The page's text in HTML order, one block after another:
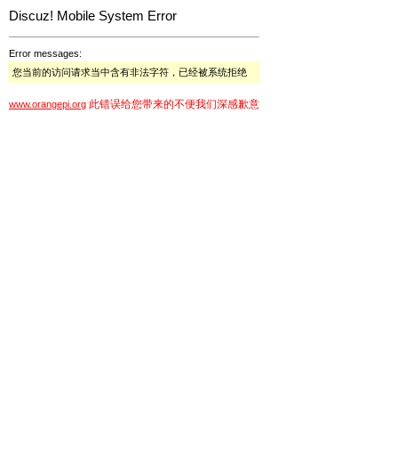
Discuz! Mobile System Error
Error messages:
您当前的访问请求当中含有非法字符，已经被系统拒绝
www.orangepi.org 此错误给您带来的不便我们深感歉意